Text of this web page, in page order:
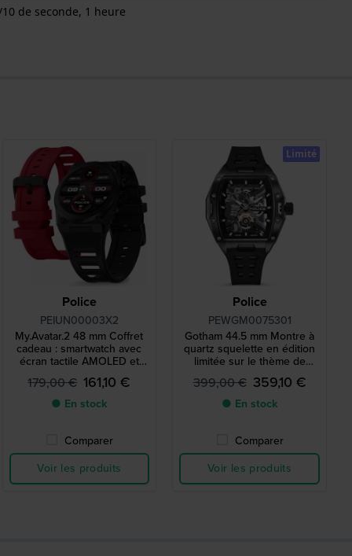
de seconde, 1 heure
Police
PEIUN00003X2
My.Avatar.2 48 mm Coffret
cadeau : smartwatch avec
écran tactile AMOLED et
bracelet en silicone
supplémentaire
179,00 € 161,10 €
● En stock
Comparer
Voir les produits
Police
PEWGM0075301
Gotham 44.5 mm Montre à
quartz squelette en édition
limitée sur le thème de
Batman
399,00 € 359,10 €
● En stock
Comparer
Voir les produits
Limité